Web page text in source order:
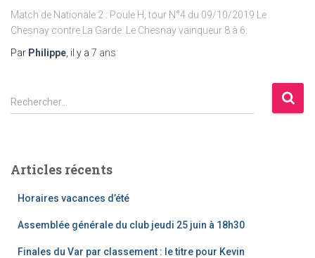
Match de Nationale 2 : Poule H, tour N°4 du 09/10/2019 Le
Chesnay contre La Garde. Le Chesnay vainqueur 8 à 6.
Par Philippe , il y a 7 ans
R
e
r
Rechercher…
Articles récents
Horaires vacances d’été
Assemblée générale du club jeudi 25 juin à 18h30
Finales du Var par classement : le titre pour Kevin